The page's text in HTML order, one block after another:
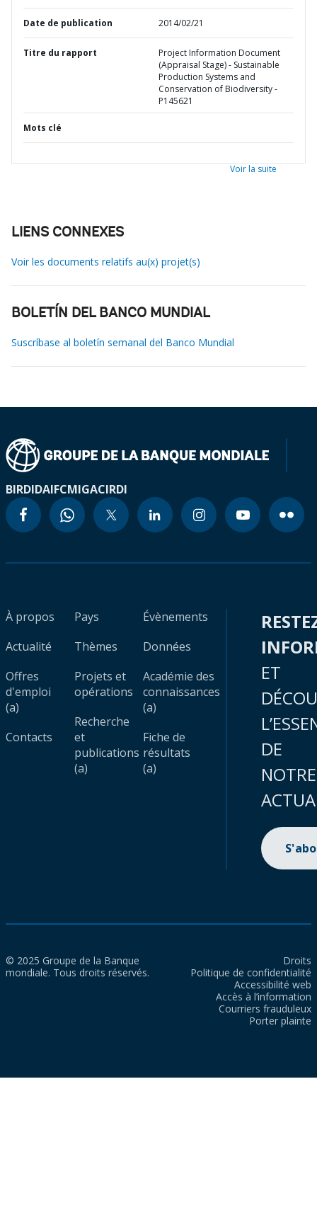
Date de publication 2014/02/21
Titre du rapport
Project Information Document
(Appraisal Stage) - Sustainable
Production Systems and
Conservation of Biodiversity -
P145621
Mots clé
Voir la suite
LIENS CONNEXES
Voir les documents relatifs au(x) projet(s)
BOLETÍN DEL BANCO MUNDIAL
Suscríbase al boletín semanal del Banco Mundial
BIRDIDAIFCMIGACIRDI
À propos
Actualité
Offres
d'emploi
(a)
Contacts
Pays
Thèmes
Projets et
opérations
Recherche
et
publications
(a)
Évènements
Données
Académie des
connaissances
(a)
Fiche de
résultats
(a)
ET
DE
NOTRE
© 2025 Groupe de la Banque
mondiale. Tous droits réservés.
Droits
Politique de confidentialité
Accessibilité web
Accès à l’information
Courriers frauduleux
Porter plainte